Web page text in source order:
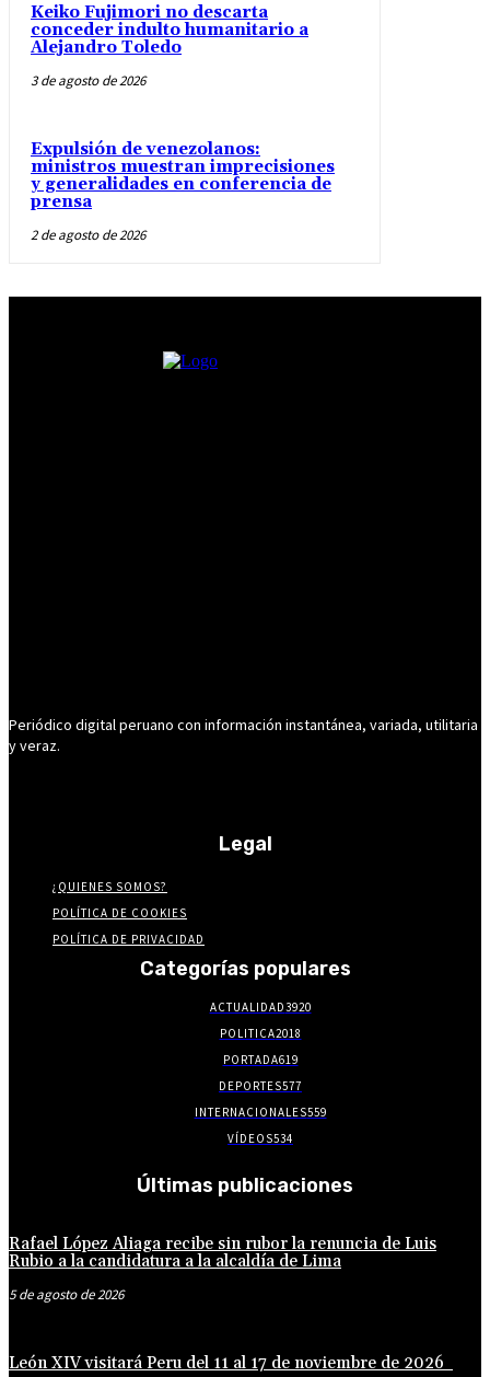
Keiko Fujimori no descarta
conceder indulto humanitario a
Alejandro Toledo
3 de agosto de 2026
Expulsión de venezolanos:
ministros muestran imprecisiones
y generalidades en conferencia de
prensa
2 de agosto de 2026
Periódico digital peruano con información instantánea, variada, utilitaria
y veraz.
Legal
¿QUIENES SOMOS?
POLÍTICA DE COOKIES
POLÍTICA DE PRIVACIDAD
Categorías populares
ACTUALIDAD3920
POLITICA2018
PORTADA619
DEPORTES577
INTERNACIONALES559
VÍDEOS534
Últimas publicaciones
Rafael López Aliaga recibe sin rubor la renuncia de Luis
Rubio a la candidatura a la alcaldía de Lima
5 de agosto de 2026
León XIV visitará Peru del 11 al 17 de noviembre de 2026